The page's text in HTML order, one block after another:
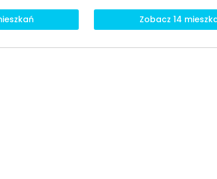
Zobacz 14